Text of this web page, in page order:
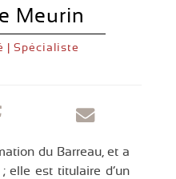
Meurin
| Spécialiste
du Barreau, et a
elle est titulaire d’un